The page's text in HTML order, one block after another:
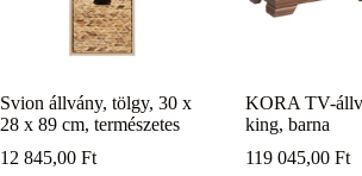
Svion állvány, tölgy, 30 x
28 x 89 cm, természetes
12 845,00Ft
KORA TV-
king, barna
119 045,00Ft